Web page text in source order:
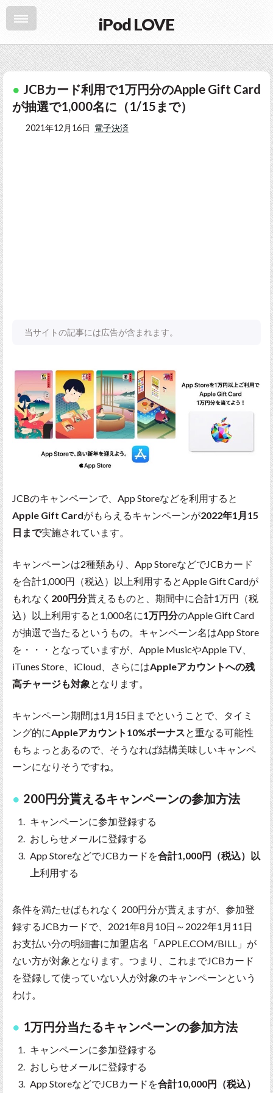
iPod LOVE
JCBカード利用で1万円分のApple Gift Card
が抽選で1,000名に（1/15まで）
2021年12月16日 電子決済
当サイトの記事には広告が含まれます。
JCBのキャンペーンで、App Storeなどを利用すると
Apple Gift Cardがもらえるキャンペーンが2022年1月15
日まで実施されています。
キャンペーンは2種類あり、App StoreなどでJCBカード
を合計1,000円（税込）以上利用するとApple Gift Cardが
もれなく 200円分貰えるものと、期間中に合計1万円（税
込）以上利用すると1,000名に1万円分のApple Gift Card
が抽選で当たるというもの。キャンペーン名はApp Store
を・・・となっていますが、Apple MusicやApple TV、
iTunes Store、iCloud、さらにはAppleアカウントへの残
高チャージも対象となります。
キャンペーン期間は1月15日までということで、タイミ
ング的にAppleアカウント10%ボーナスと重なる可能性
もちょっとあるので、そうなれば結構美味しいキャンペ
ーンになりそうですね。
200円分貰えるキャンペーンの参加方法
キャンペーンに参加登録する
おしらせメールに登録する
App StoreなどでJCBカードを合計1,000円（税込）以
上利用する
条件を満たせばもれなく 200円分が貰えますが、参加登
録するJCBカードで、2021年8月10日～2022年1月11日
お支払い分の明細書に加盟店名「APPLE.COM/BILL」が
ない方が対象となります。つまり、これまでJCBカード
を登録して使っていない人が対象のキャンペーンという
わけ。
1万円分当たるキャンペーンの参加方法
キャンペーンに参加登録する
おしらせメールに登録する
App StoreなどでJCBカードを合計10,000円（税込）